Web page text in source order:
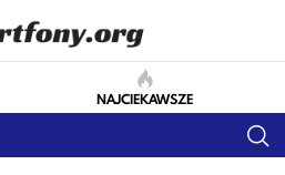
NAJCIEKAWSZE